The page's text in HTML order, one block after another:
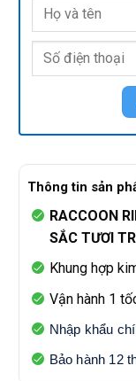
Thông tin sản
RACCOON
SẮC TƯƠI
Khung hợp
Vận hành 1
Nhập khẩu
Bảo hành 12